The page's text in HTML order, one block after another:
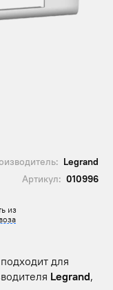
Legrand
Артикул: 010996
из
для
Legrand,